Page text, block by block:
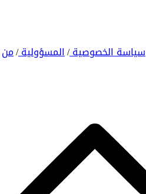
سياسة الخصوصية/ المسؤولية/ من